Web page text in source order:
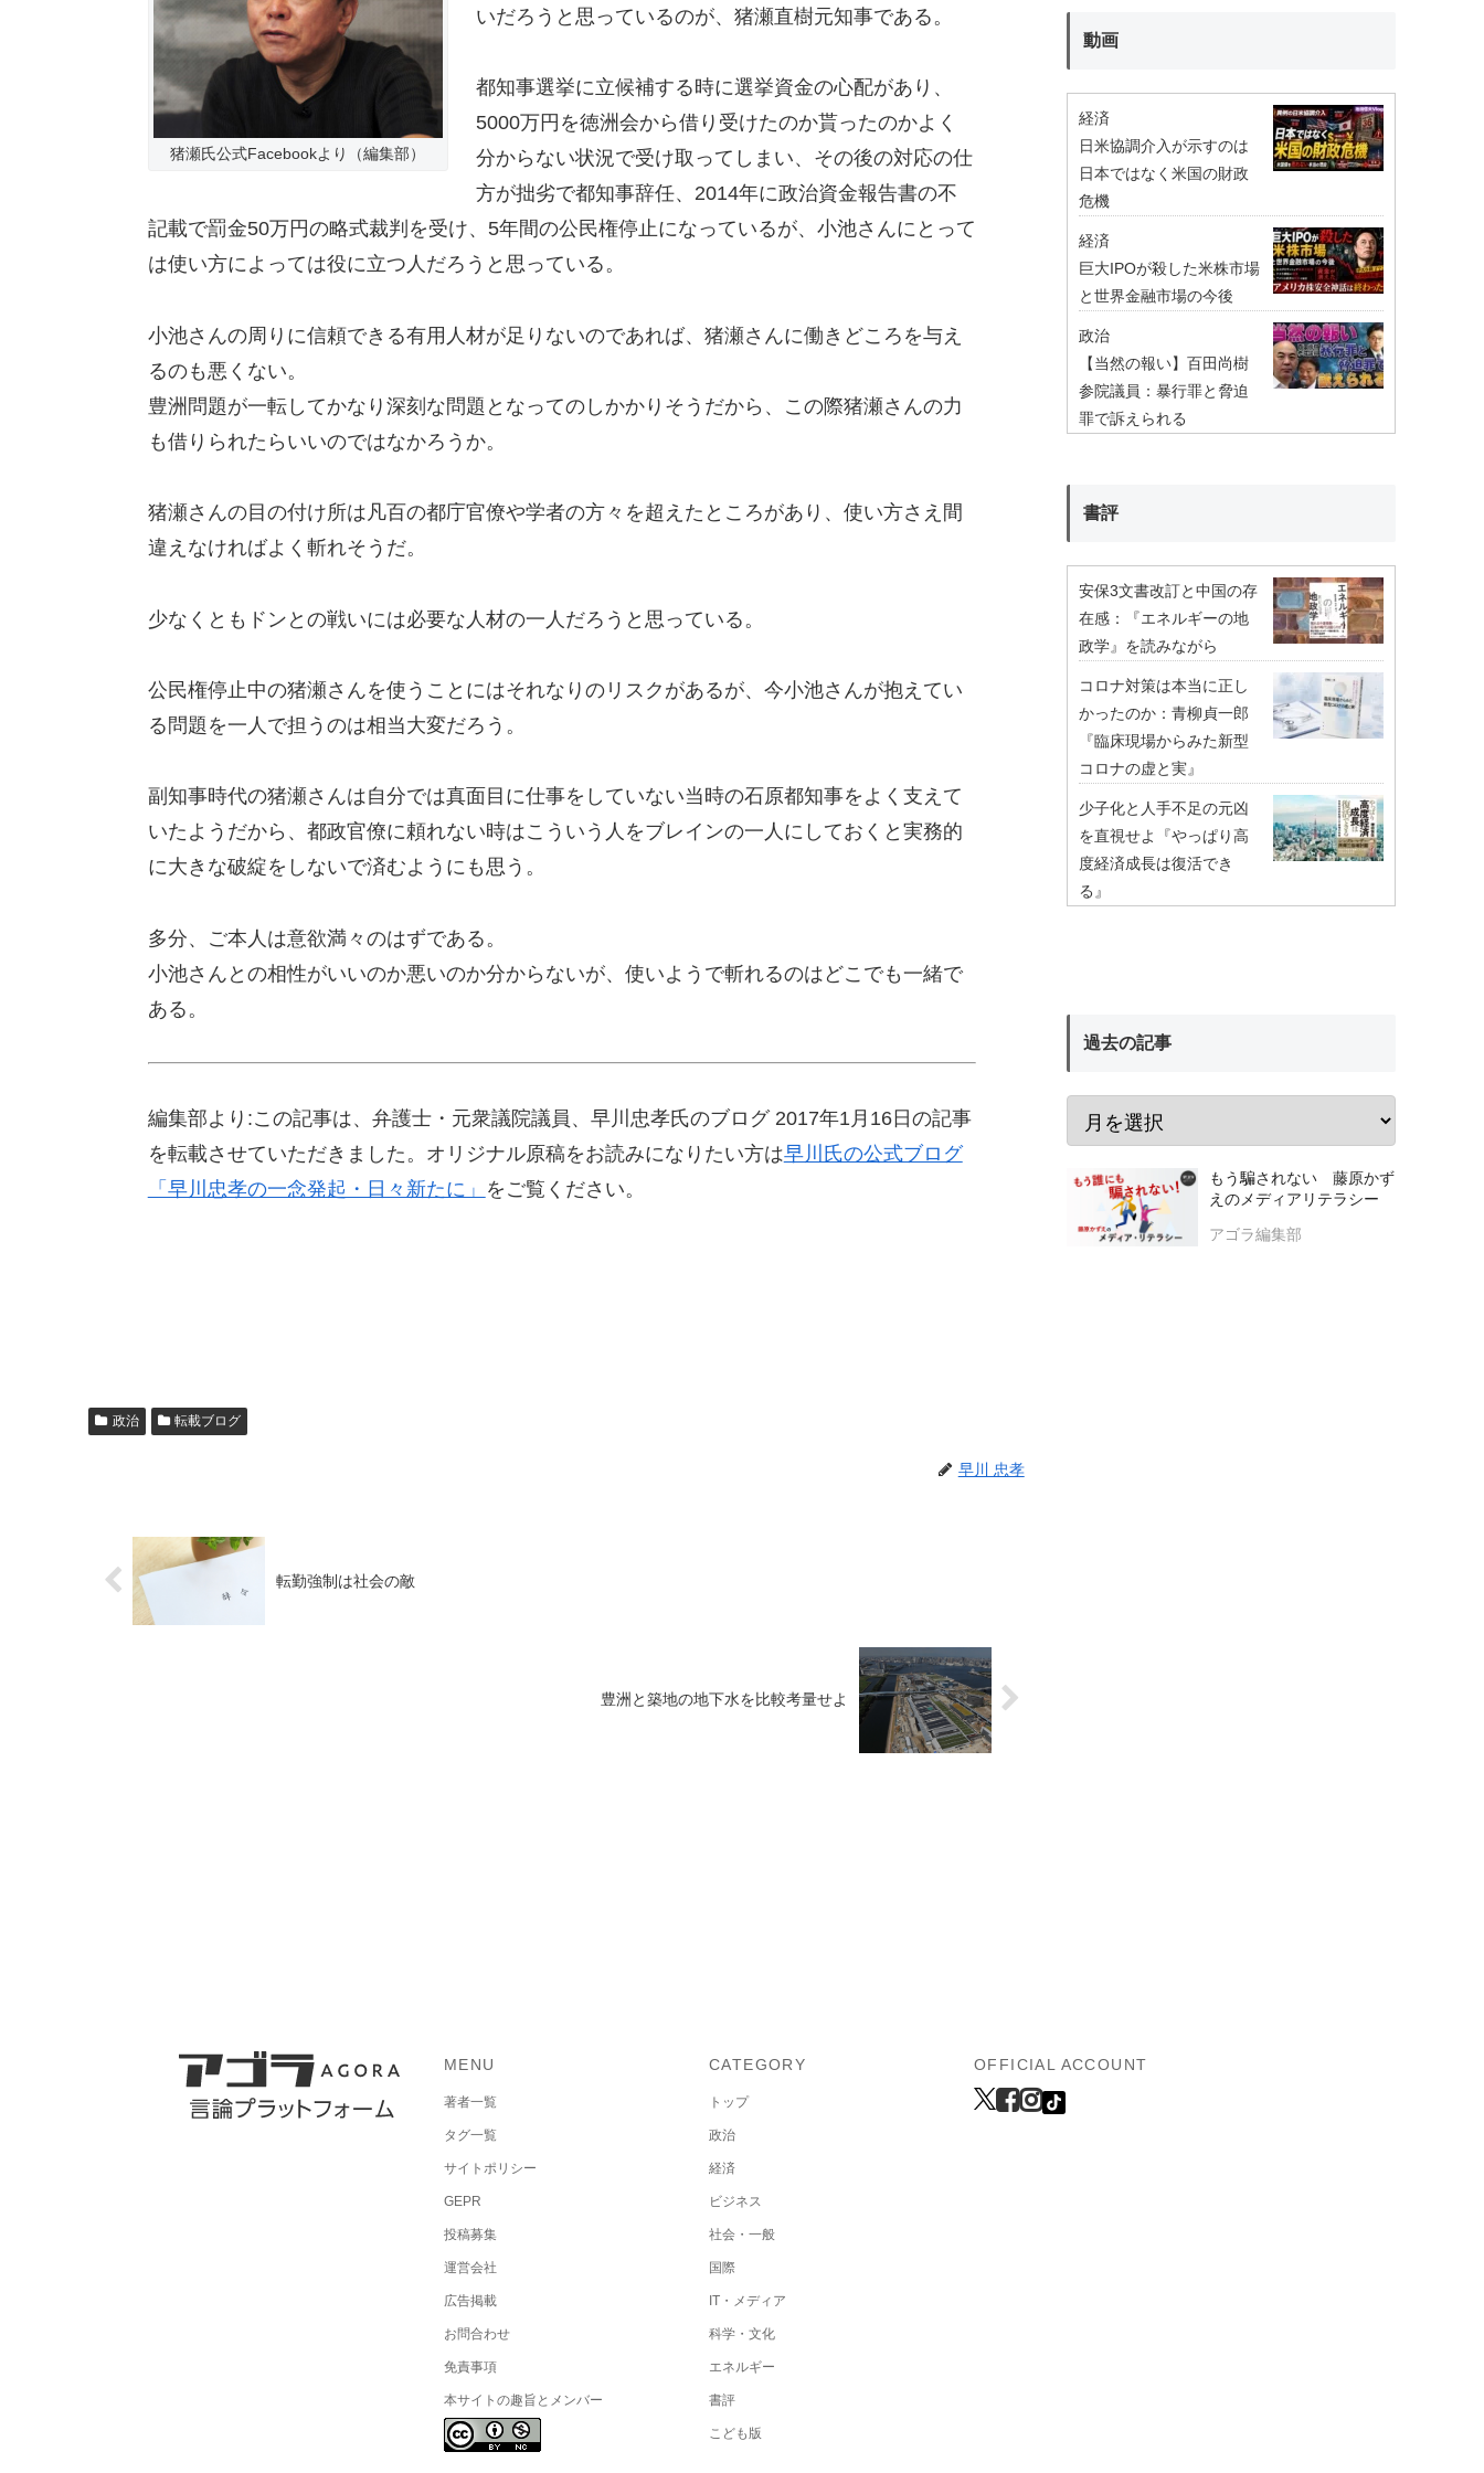
猪瀬氏公式Facebookより（編集部）
いだろうと思っているのが、猪瀬直樹元知事である。
都知事選挙に立候補する時に選挙資金の心配があり、
5000万円を徳洲会から借り受けたのか貰ったのかよく
分からない状況で受け取ってしまい、その後の対応の仕
方が拙劣で都知事辞任、2014年に政治資金報告書の不
記載で罰金50万円の略式裁判を受け、5年間の公民権停止になっているが、小池さんにとって
は使い方によっては役に立つ人だろうと思っている。
小池さんの周りに信頼できる有用人材が足りないのであれば、猪瀬さんに働きどころを与え
るのも悪くない。
豊洲問題が一転してかなり深刻な問題となってのしかかりそうだから、この際猪瀬さんの力
も借りられたらいいのではなかろうか。
猪瀬さんの目の付け所は凡百の都庁官僚や学者の方々を超えたところがあり、使い方さえ間
違えなければよく斬れそうだ。
少なくともドンとの戦いには必要な人材の一人だろうと思っている。
公民権停止中の猪瀬さんを使うことにはそれなりのリスクがあるが、今小池さんが抱えてい
る問題を一人で担うのは相当大変だろう。
副知事時代の猪瀬さんは自分では真面目に仕事をしていない当時の石原都知事をよく支えて
いたようだから、都政官僚に頼れない時はこういう人をブレインの一人にしておくと実務的
に大きな破綻をしないで済むようにも思う。
多分、ご本人は意欲満々のはずである。
小池さんとの相性がいいのか悪いのか分からないが、使いようで斬れるのはどこでも一緒で
ある。
編集部より:この記事は、弁護士・元衆議院議員、早川忠孝氏のブログ 2017年1月16日の記事
を転載させていただきました。オリジナル原稿をお読みになりたい方は早川氏の公式ブログ
「早川忠孝の一念発起・日々新たに」 をご覧ください。
政治 転載ブログ
早川 忠孝
転勤強制は社会の敵
豊洲と築地の地下水を比較考量せよ
動画
経済
日米協調介入が示すのは
日本ではなく米国の財政
危機
経済
巨大IPOが殺した米株市場
と世界金融市場の今後
政治
【当然の報い】百田尚樹
参院議員：暴行罪と脅迫
罪で訴えられる
書評
安保3文書改訂と中国の存
在感：『エネルギーの地
政学』を読みながら
コロナ対策は本当に正し
かったのか：青柳貞一郎
『臨床現場からみた新型
コロナの虚と実』
少子化と人手不足の元凶
を直視せよ『やっぱり高
度経済成長は復活でき
る』
過去の記事
もう騙されない 藤原かず
えのメディアリテラシー
アゴラ編集部
MENU
著者一覧
タグ一覧
サイトポリシー
GEPR
投稿募集
運営会社
広告掲載
お問合わせ
免責事項
本サイトの趣旨とメンバー
CATEGORY
トップ
政治
経済
ビジネス
社会・一般
国際
IT・メディア
科学・文化
エネルギー
書評
こども版
OFFICIAL ACCOUNT